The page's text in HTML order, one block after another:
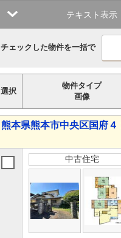
テキスト表示
チェックした物件を一括で
選択
物件タイプ
画像
熊本県熊本市中央区国府
中古住宅